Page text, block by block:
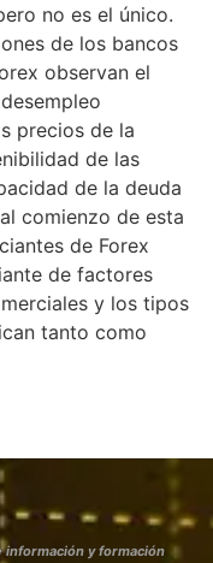
no es el único.
de los bancos
observan el
precios de la
de las
de la deuda
comienzo de esta
de Forex
de factores
y los tipos
tanto como
información y formación